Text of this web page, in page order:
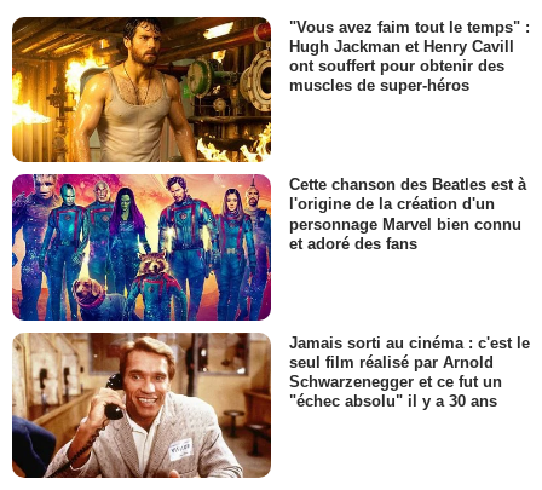
"Vous avez faim tout le temps" :
Hugh Jackman et Henry Cavill
ont souffert pour obtenir des
muscles de super-héros
Cette chanson des Beatles est à
l'origine de la création d'un
personnage Marvel bien connu
et adoré des fans
Jamais sorti au cinéma : c'est le
seul film réalisé par Arnold
Schwarzenegger et ce fut un
"échec absolu" il y a 30 ans